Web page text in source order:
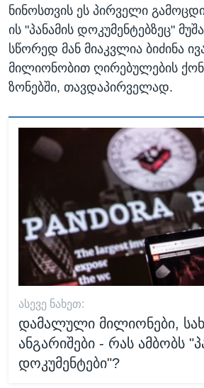
ნინოსთვის ეს პირველი
ის "პანამის დოკუმენტებზეც"
სწორედ მან მიაკვლია ბიძინა
მილიონობით ღირებულების
ზონებში, თავდაპირველად.
ᲐᲡᲔᲕᲔ ᲜᲐᲮᲔᲗ:
დამალული მილიონები,
ანგარიშები - რას ამბობს
დოკუმენტები"?